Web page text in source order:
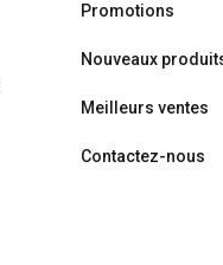
Promotions
Nouveaux
Meilleurs ventes
Contactez-nous